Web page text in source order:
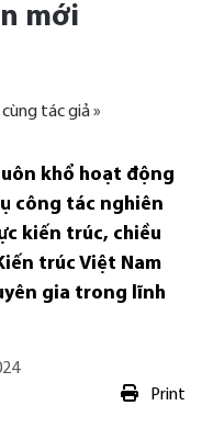
mới
tác giả »
khổ hoạt động
công tác nghiên
kiến trúc, chiều
trúc Việt Nam
gia trong lĩnh
Print